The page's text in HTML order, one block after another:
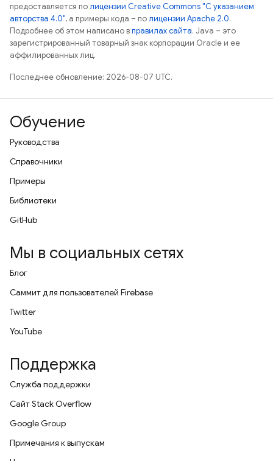
предоставляется полицензии Creative Commons "С указанием
авторства 4.0", а примеры кода – полицензии Apache 2.0.
Подробнее об этом написано вправилах сайта. Java – это
зарегистрированный товарный знак корпорации Oracle и ее
аффилированных лиц.
Последнее обновление: 2026-08-07 UTC.
Обучение
Руководства
Справочники
Примеры
Библиотеки
GitHub
Мы в социальных сетях
Блог
Саммит для пользователей Firebase
Twitter
YouTube
Поддержка
Служба поддержки
Сайт Stack Overflow
Google Group
Примечания к выпускам